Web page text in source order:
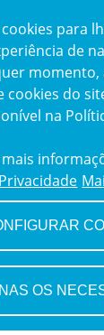
Iniciar
de
cookies para
de
momento,
cookies do
na
OS